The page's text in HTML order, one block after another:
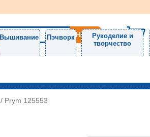
Вышивание Пэчворк
Рукоделие и
творчество
/ Prym 125553